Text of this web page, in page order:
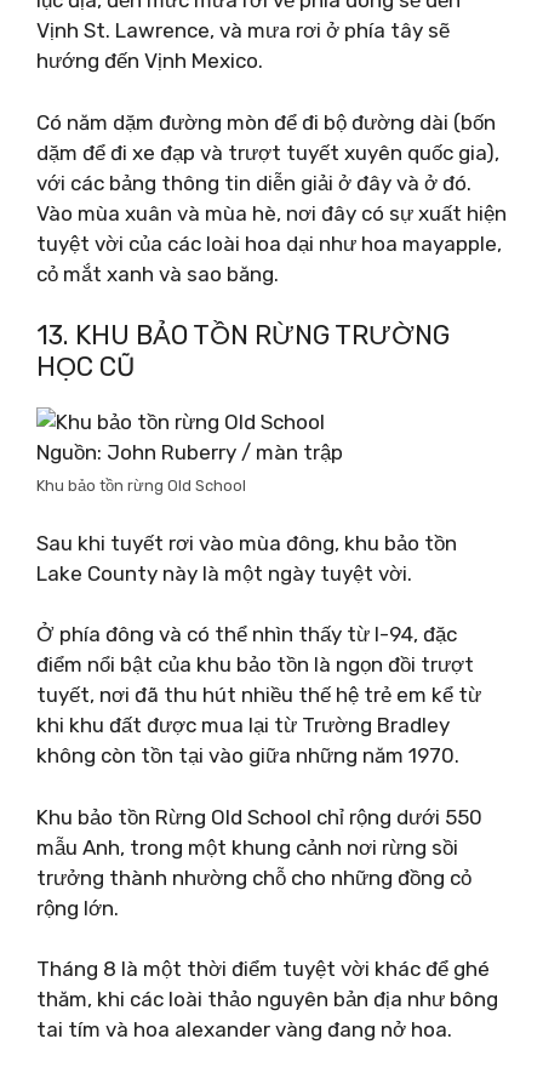
Vịnh St. Lawrence, và mưa rơi ở phía tây sẽ
hướng đến Vịnh Mexico.
Có năm dặm đường mòn để đi bộ đường dài (bốn
dặm để đi xe đạp và trượt tuyết xuyên quốc gia),
với các bảng thông tin diễn giải ở đây và ở đó.
Vào mùa xuân và mùa hè, nơi đây có sự xuất hiện
tuyệt vời của các loài hoa dại như hoa mayapple,
cỏ mắt xanh và sao băng.
13. KHU BẢO TỒN RỪNG TRƯỜNG
HỌC CŨ
Nguồn: John Ruberry / màn trập
Khu bảo tồn rừng Old School
Sau khi tuyết rơi vào mùa đông, khu bảo tồn
Lake County này là một ngày tuyệt vời.
Ở phía đông và có thể nhìn thấy từ I-94, đặc
điểm nổi bật của khu bảo tồn là ngọn đồi trượt
tuyết, nơi đã thu hút nhiều thế hệ trẻ em kể từ
khi khu đất được mua lại từ Trường Bradley
không còn tồn tại vào giữa những năm 1970.
Khu bảo tồn Rừng Old School chỉ rộng dưới 550
mẫu Anh, trong một khung cảnh nơi rừng sồi
trưởng thành nhường chỗ cho những đồng cỏ
rộng lớn.
Tháng 8 là một thời điểm tuyệt vời khác để ghé
thăm, khi các loài thảo nguyên bản địa như bông
tai tím và hoa alexander vàng đang nở hoa.